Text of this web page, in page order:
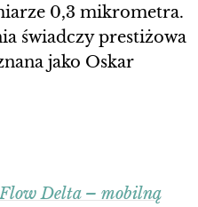
0,3 mikrometra.
świadczy prestiżowa
jako Oskar
Delta – mobilną